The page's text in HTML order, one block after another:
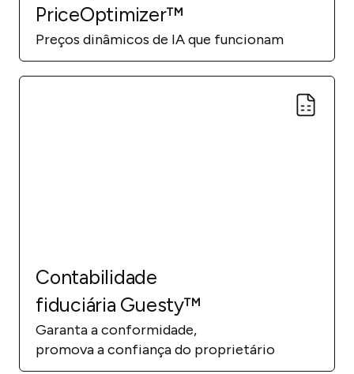
PriceOptimizer™
Preços dinâmicos de IA que funcionam
Contabilidade
fiduciária Guesty™
Garanta a conformidade,
promova a confiança do proprietário